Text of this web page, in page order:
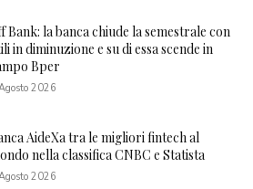
Bank: la banca chiude la semestrale con
in diminuzione e su di essa scende in
Bper
2026
AideXa tra le migliori fintech al
nella classifica CNBC e Statista
2026